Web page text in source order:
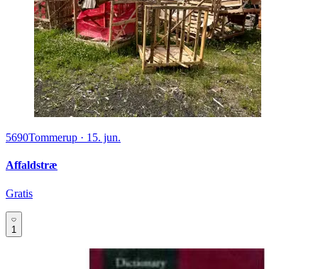
5690Tommerup · 15. jun.
Affaldstræ
Gratis
1